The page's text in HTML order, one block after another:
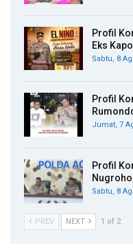
Profil
Eks
Sabtu, 8
Profil
Jumat, 7
Profil
Sabtu, 8
PREV NEXT 1 of 2